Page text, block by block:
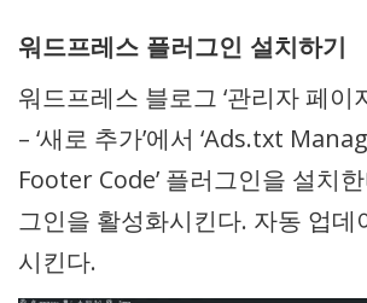
워드프레스 플러그인 설치하기
워드프레스 블로그 ‘관리자 페이
– ‘새로 추가’에서 ‘Ads.txt
Footer Code’ 플러그인을 설치
그인을 활성화시킨다. 자동 업데
시킨다.